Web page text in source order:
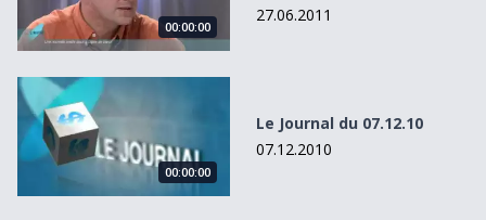
00:00:00
27.06.2011
Le Journal du 07.12.10
00:00:00
Le Journal du 07.12.10
07.12.2010